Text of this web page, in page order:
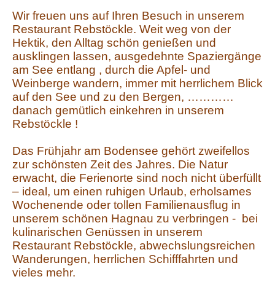
Wir freuen uns auf Ihren Besuch in unserem
Restaurant Rebstöckle. Weit weg von der
Hektik, den Alltag schön genießen und
ausklingen lassen, ausgedehnte Spaziergänge
am See entlang , durch die Apfel- und
Weinberge wandern, immer mit herrlichem Blick
auf den See und zu den Bergen, …………
danach gemütlich einkehren in unserem
Rebstöckle !
Das Frühjahr am Bodensee gehört zweifellos
zur schönsten Zeit des Jahres. Die Natur
erwacht, die Ferienorte sind noch nicht überfüllt
– ideal, um einen ruhigen Urlaub, erholsames
Wochenende oder tollen Familienausflug in
unserem schönen Hagnau zu verbringen - bei
kulinarischen Genüssen in unserem
Restaurant Rebstöckle, abwechslungsreichen
Wanderungen, herrlichen Schifffahrten und
vieles mehr.